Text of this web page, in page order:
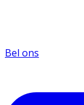
Bel ons